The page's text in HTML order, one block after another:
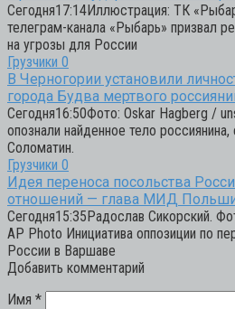
Сегодня17:14Иллюстрация: ТК
телеграм-канала «Рыбарь» призвал
на угрозы для России
Грузчики 0
В Черногории установили
города Будва мертвого
Сегодня16:50Фото: Oskar Hagberg /
опознали найденное тело россиянина,
Соломатин.
Грузчики 0
Идея переноса посольства
отношений — глава МИД
Сегодня15:35Радослав Сикорский.
AP Photo Инициатива оппозиции по
России в Варшаве
Добавить комментарий
Имя *